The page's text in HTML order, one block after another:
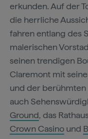
erkunden. Auf der
die herrliche
fahren entlang des
malerischen
seinen trendigen
Claremont mit
und der berühmten
auch
Ground, das
Crown Casino und